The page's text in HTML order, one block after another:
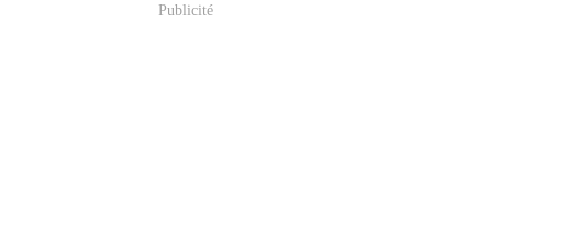
Publicité